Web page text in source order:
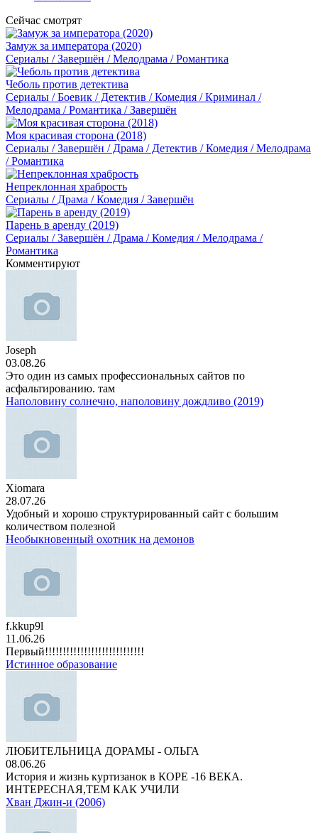
Сейчас смотрят
Замуж за императора (2020)
Сериалы / Завершён / Мелодрама / Романтика
Чеболь против детектива
Сериалы / Боевик / Детектив / Комедия / Криминал /
Мелодрама / Романтика / Завершён
Моя красивая сторона (2018)
Сериалы / Завершён / Драма / Детектив / Комедия / Мелодрама
/ Романтика
Непреклонная храбрость
Сериалы / Драма / Комедия / Завершён
Парень в аренду (2019)
Сериалы / Завершён / Драма / Комедия / Мелодрама /
Романтика
Комментируют
Joseph
03.08.26
Это один из самых профессиональных сайтов по
асфальтированию. там
Наполовину солнечно, наполовину дождливо (2019)
Xiomara
28.07.26
Удобный и хорошо структурированный сайт с большим
количеством полезной
Необыкновенный охотник на демонов
f.kkup9l
11.06.26
Первый!!!!!!!!!!!!!!!!!!!!!!!!!!!!
Истинное образование
ЛЮБИТЕЛЬНИЦА ДОРАМЫ - ОЛЬГА
08.06.26
История и жизнь куртизанок в КОРЕ -16 ВЕКА.
ИНТЕРЕСНАЯ,ТЕМ КАК УЧИЛИ
Хван Джин-и (2006)